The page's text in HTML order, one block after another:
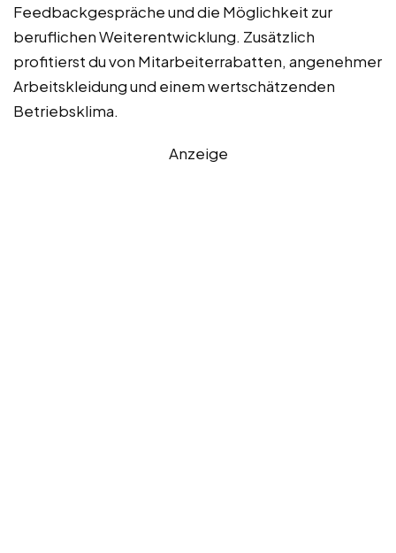
Feedbackgespräche und die Möglichkeit zur
beruflichen Weiterentwicklung. Zusätzlich
profitierst du von Mitarbeiterrabatten, angenehmer
Arbeitskleidung und einem wertschätzenden
Betriebsklima.
Anzeige